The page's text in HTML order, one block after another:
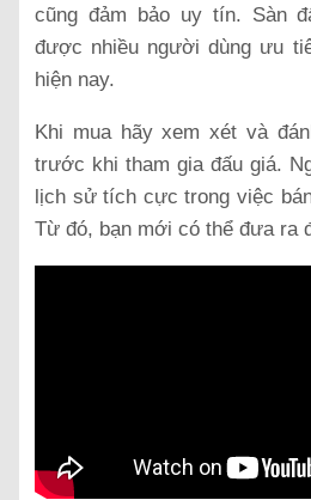
cũng đảm bảo uy tín. Sàn
được nhiều người dùng ưu
hiện nay.
Khi mua hãy xem xét và
trước khi tham gia đấu giá.
lịch sử tích cực trong việc
Từ đó, bạn mới có thể đưa ra